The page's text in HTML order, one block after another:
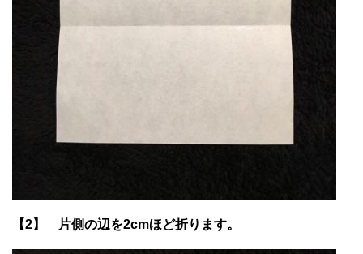
【2】 片側の辺を2cmほど折ります。